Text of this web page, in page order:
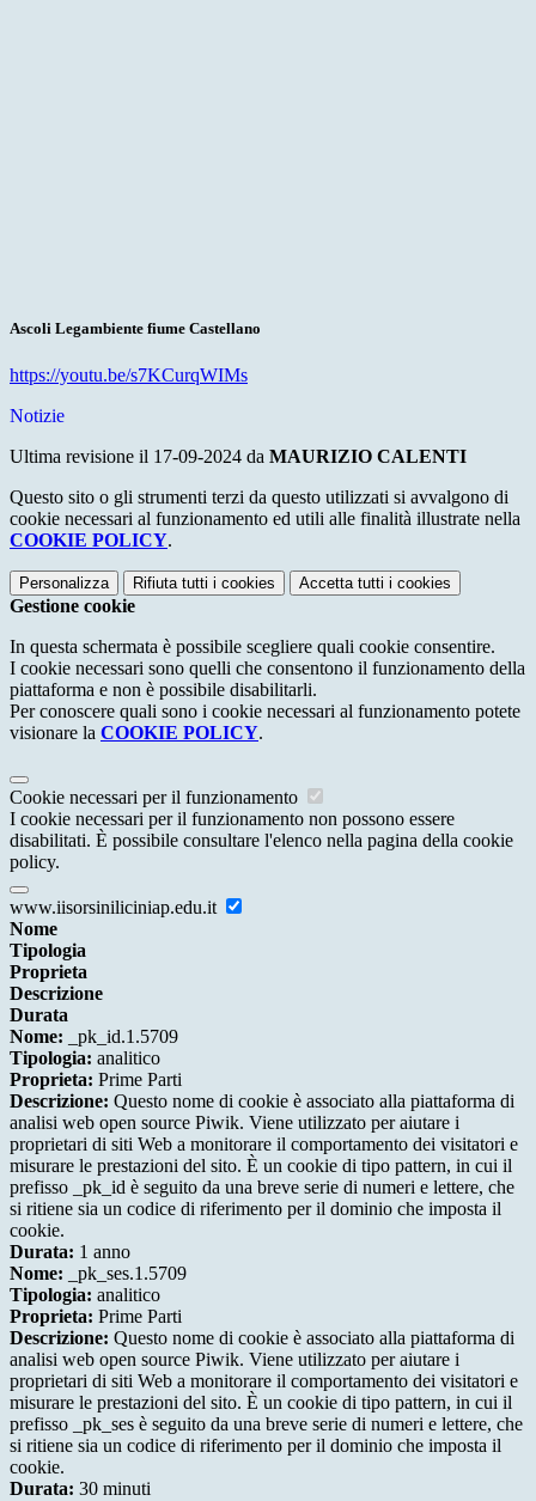
Ascoli Legambiente fiume Castellano
https://youtu.be/s7KCurqWIMs
Notizie
Ultima revisione il 17-09-2024 da MAURIZIO CALENTI
Questo sito o gli strumenti terzi da questo utilizzati si avvalgono di
cookie necessari al funzionamento ed utili alle finalità illustrate nella
COOKIE POLICY.
Personalizza Rifiuta tutti i cookies Accetta tutti i cookies
Gestione cookie
In questa schermata è possibile scegliere quali cookie consentire.
I cookie necessari sono quelli che consentono il funzionamento della
piattaforma e non è possibile disabilitarli.
Per conoscere quali sono i cookie necessari al funzionamento potete
visionare la COOKIE POLICY.
Cookie necessari per il funzionamento
I cookie necessari per il funzionamento non possono essere
disabilitati. È possibile consultare l'elenco nella pagina della cookie
policy.
www.iisorsiniliciniap.edu.it
Nome
Tipologia
Proprieta
Descrizione
Durata
Nome: _pk_id.1.5709
Tipologia: analitico
Proprieta: Prime Parti
Descrizione: Questo nome di cookie è associato alla piattaforma di
analisi web open source Piwik. Viene utilizzato per aiutare i
proprietari di siti Web a monitorare il comportamento dei visitatori e
misurare le prestazioni del sito. È un cookie di tipo pattern, in cui il
prefisso _pk_id è seguito da una breve serie di numeri e lettere, che
si ritiene sia un codice di riferimento per il dominio che imposta il
cookie.
Durata: 1 anno
Nome: _pk_ses.1.5709
Tipologia: analitico
Proprieta: Prime Parti
Descrizione: Questo nome di cookie è associato alla piattaforma di
analisi web open source Piwik. Viene utilizzato per aiutare i
proprietari di siti Web a monitorare il comportamento dei visitatori e
misurare le prestazioni del sito. È un cookie di tipo pattern, in cui il
prefisso _pk_ses è seguito da una breve serie di numeri e lettere, che
si ritiene sia un codice di riferimento per il dominio che imposta il
cookie.
Durata: 30 minuti